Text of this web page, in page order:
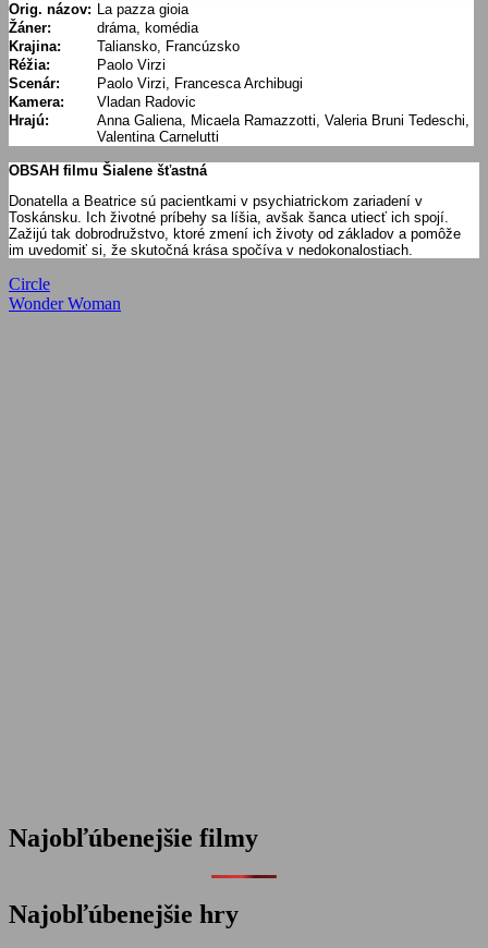
Orig. názov: La pazza gioia
Žáner:
dráma, komédia
Krajina:
Taliansko, Francúzsko
Réžia:
Paolo Virzi
Scenár:
Paolo Virzi, Francesca Archibugi
Kamera:
Vladan Radovic
Hrajú:
Anna Galiena, Micaela Ramazzotti, Valeria Bruni Tedeschi,
Valentina Carnelutti
OBSAH filmu Šialene šťastná
Donatella a Beatrice sú pacientkami v psychiatrickom zariadení v
Toskánsku. Ich životné príbehy sa líšia, avšak šanca utiecť ich spojí.
Zažijú tak dobrodružstvo, ktoré zmení ich životy od základov a pomôže
im uvedomiť si, že skutočná krása spočíva v nedokonalostiach.
Navigácia
v
Previous
Post:
Circle
Next
Wonder Woman
Najobľúbenejšie filmy
Najobľúbenejšie hry